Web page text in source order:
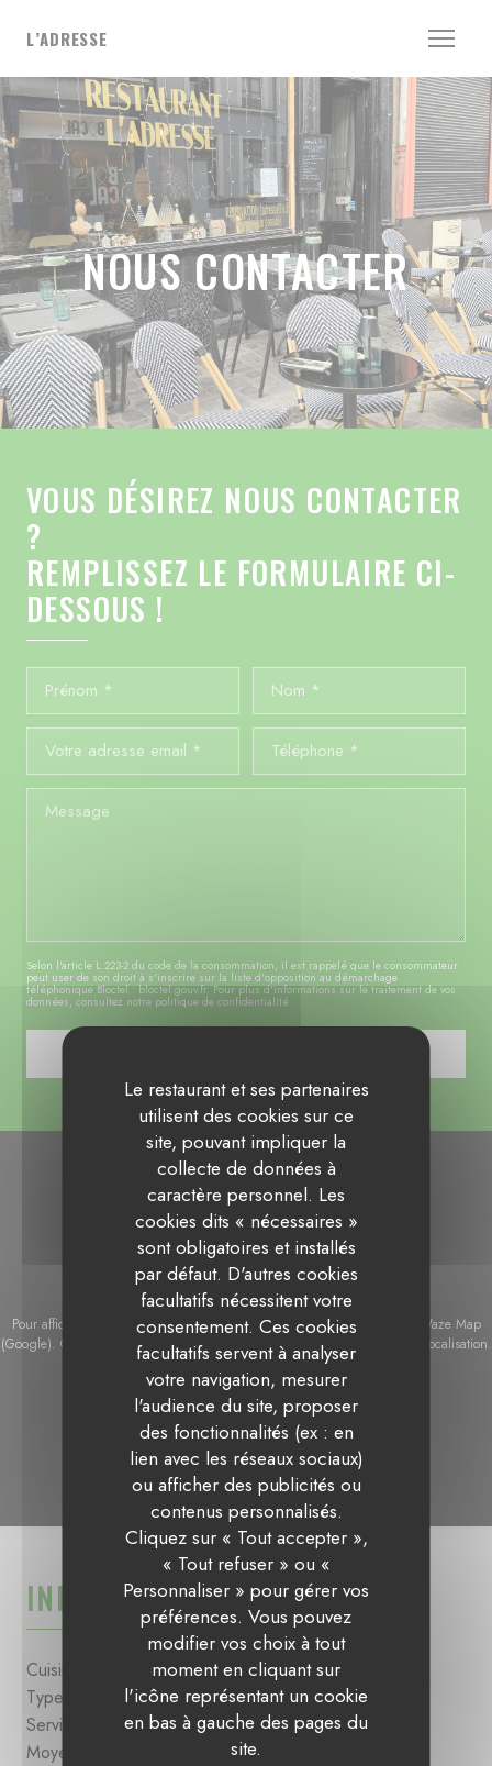
Le restaurant et ses partenaires
utilisent des cookies sur ce
site, pouvant impliquer la
collecte de données à
caractère personnel. Les
cookies dits « nécessaires »
sont obligatoires et installés
par défaut. D'autres cookies
facultatifs nécessitent votre
consentement. Ces cookies
facultatifs servent à analyser
votre navigation, mesurer
l'audience du site, proposer
des fonctionnalités (ex : en
lien avec les réseaux sociaux)
ou afficher des publicités ou
contenus personnalisés.
Cliquez sur « Tout accepter »,
« Tout refuser » ou «
Personnaliser » pour gérer vos
préférences. Vous pouvez
modifier vos choix à tout
moment en cliquant sur
l'icône représentant un cookie
en bas à gauche des pages du
site.
L’ADRESSE
NOUS CONTACTER
VOUS DÉSIREZ NOUS CONTACTER
?
REMPLISSEZ LE FORMULAIRE CI-
DESSOUS !
Selon l'article L.223-2 du code de la consommation, il est rappelé que le consommateur
peut user de son droit à s'inscrire sur la liste d'opposition au démarchage
téléphonique Bloctel :bloctel.gouv.fr. Pour plus d'informations sur le traitement de vos
données, consultez notre politique de confidentialité.
Pour afficher la carte interactive Waze, vous devez accepter les cookies Waze Map
(Google). Ces cookies peuvent collecter des données de navigation et de localisation.
Autoriser
INFOS PRATIQUES
Cuisine
Fait maison, Produits frais
Type de restaurantRestaurant de burgers & vins
Services
Privatisation, Climatisation, Terrasse
Moyens
Ticket restaurant dématérialisé, Apple Pay,
L’ADRESSE